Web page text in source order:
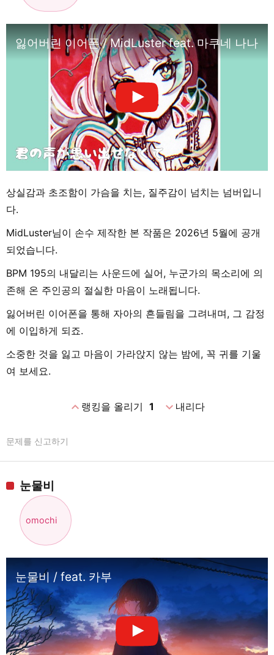
잃어버린 이어폰 / MidLuster feat. 마쿠네 나나
상실감과 초조함이 가슴을 치는, 질주감이 넘치는 넘버입니
다.
MidLuster님이 손수 제작한 본 작품은 2026년 5월에 공개
되었습니다.
BPM 195의 내달리는 사운드에 실어, 누군가의 목소리에 의
존해 온 주인공의 절실한 마음이 노래됩니다.
잃어버린 이어폰을 통해 자아의 흔들림을 그려내며, 그 감정
에 이입하게 되죠.
소중한 것을 잃고 마음이 가라앉지 않는 밤에, 꼭 귀를 기울
여 보세요.
expand_less랭킹을 올리기 1 expand_more내리다
문제를 신고하기
눈물비
omochi
눈물비 / feat. 카부